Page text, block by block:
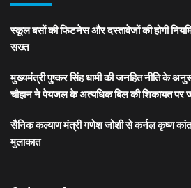
स्कूल बसों की फिटनेस और दस्तावेजों की होगी
सख्त
मुख्यमंत्री पुष्कर सिंह धामी की जनहित नीति के
चौहान ने पेयजल के अत्यधिक बिल की शिकायत पर
सैनिक कल्याण मंत्री गणेश जोशी से कर्नल कृष्ण कांत
मुलाकात